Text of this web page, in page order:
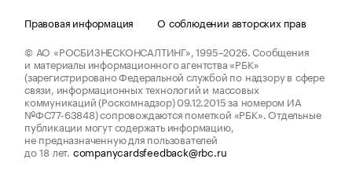
Правовая информация
О соблюдении авторских прав
© АО «РОСБИЗНЕСКОНСАЛТИНГ»,1995–2026.Сообщения
и материалы информационного агентства «РБК»
(зарегистрировано Федеральной службой по надзору в сфере
связи, информационных технологий и массовых
коммуникаций (Роскомнадзор) 09.12.2015 за номером ИА
№ФС77-63848) сопровождаются пометкой «РБК». Отдельные
публикации могут содержать информацию,
не предназначенную для пользователей
до 18 лет. companycardsfeedback@rbc.ru